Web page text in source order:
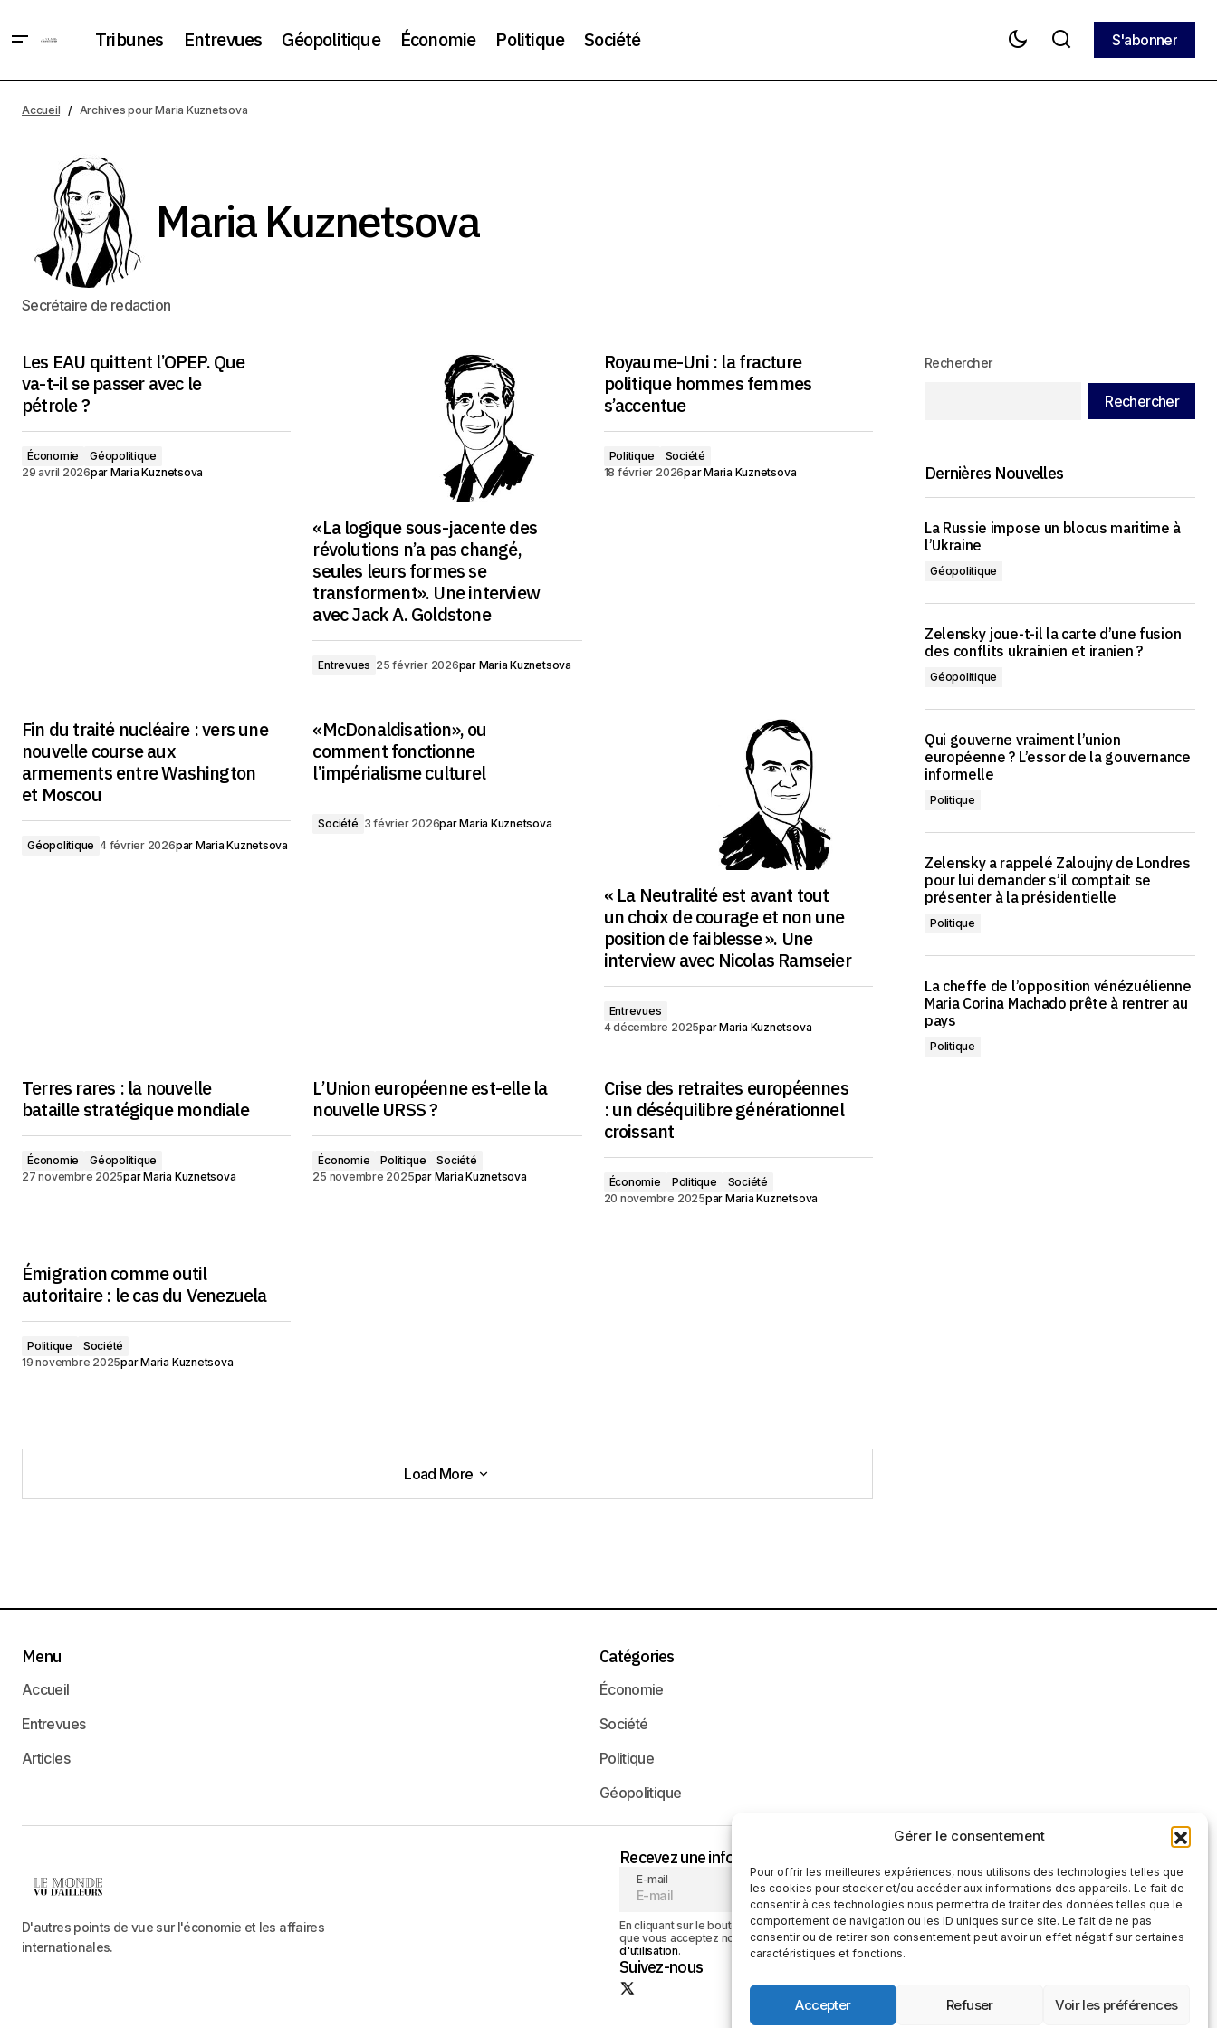
Gérer le consentement
Pour offrir les meilleures expériences, nous utilisons des technologies telles que
les cookies pour stocker et/ou accéder aux informations des appareils. Le fait de
consentir à ces technologies nous permettra de traiter des données telles que le
comportement de navigation ou les ID uniques sur ce site. Le fait de ne pas
consentir ou de retirer son consentement peut avoir un effet négatif sur certaines
caractéristiques et fonctions.
Accepter Refuser Voir les préférences
Tribunes Entrevues Géopolitique Économie Politique Société
S'abonner
Accueil Archives pour Maria Kuznetsova
Maria Kuznetsova
Secrétaire de redaction
Les EAU quittent l’OPEP. Que
va-t-il se passer avec le
pétrole ?
Économie
Géopolitique
29 avril 2026par Maria Kuznetsova
«La logique sous-jacente des
révolutions n’a pas changé,
seules leurs formes se
transforment». Une interview
avec Jack A. Goldstone
Entrevues 25 février 2026par Maria Kuznetsova
Royaume-Uni : la fracture
politique hommes femmes
s’accentue
Politique
Société
18 février 2026parMaria Kuznetsova
Fin du traité nucléaire : vers une
nouvelle course aux
armements entre Washington
et Moscou
Géopolitique 4 février 2026par Maria Kuznetsova
«McDonaldisation», ou
comment fonctionne
l’impérialisme culturel
Société 3 février 2026parMaria Kuznetsova
« La Neutralité est avant tout
un choix de courage et non une
position de faiblesse ». Une
interview avec Nicolas Ramseier
Entrevues
4 décembre 2025parMaria Kuznetsova
Terres rares : la nouvelle
bataille stratégique mondiale
Économie
Géopolitique
27 novembre 2025parMaria Kuznetsova
L’Union européenne est-elle la
nouvelle URSS ?
Économie Politique
Société
25 novembre 2025par Maria Kuznetsova
Crise des retraites européennes
: un déséquilibre générationnel
croissant
Économie Politique
Société
20 novembre 2025par Maria Kuznetsova
Émigration comme outil
autoritaire : le cas du Venezuela
Politique
Société
19 novembre 2025parMaria Kuznetsova
Load More
Load More
Rechercher
Rechercher
Dernières Nouvelles
La Russie impose un blocus maritime à
l’Ukraine
Géopolitique
Zelensky joue-t-il la carte d’une fusion
des conflits ukrainien et iranien ?
Géopolitique
Qui gouverne vraiment l’union
européenne ? L’essor de la gouvernance
informelle
Politique
Zelensky a rappelé Zaloujny de Londres
pour lui demander s’il comptait se
présenter à la présidentielle
Politique
La cheffe de l’opposition vénézuélienne
Maria Corina Machado prête à rentrer au
pays
Politique
D'autres points de vue sur l'économie et les affaires
internationales.
Menu
Accueil
Entrevues
Articles
Catégories
Économie
Société
Politique
Géopolitique
Recevez une information neutre et factuelle
E-mail
S'abonner
S'abonner
En cliquant sur le bouton « S'abonner », vous confirmez que vous avez lu et
que vous acceptez notrepolitique de confidentialité et nosconditions
d'utilisation.
Suivez-nous